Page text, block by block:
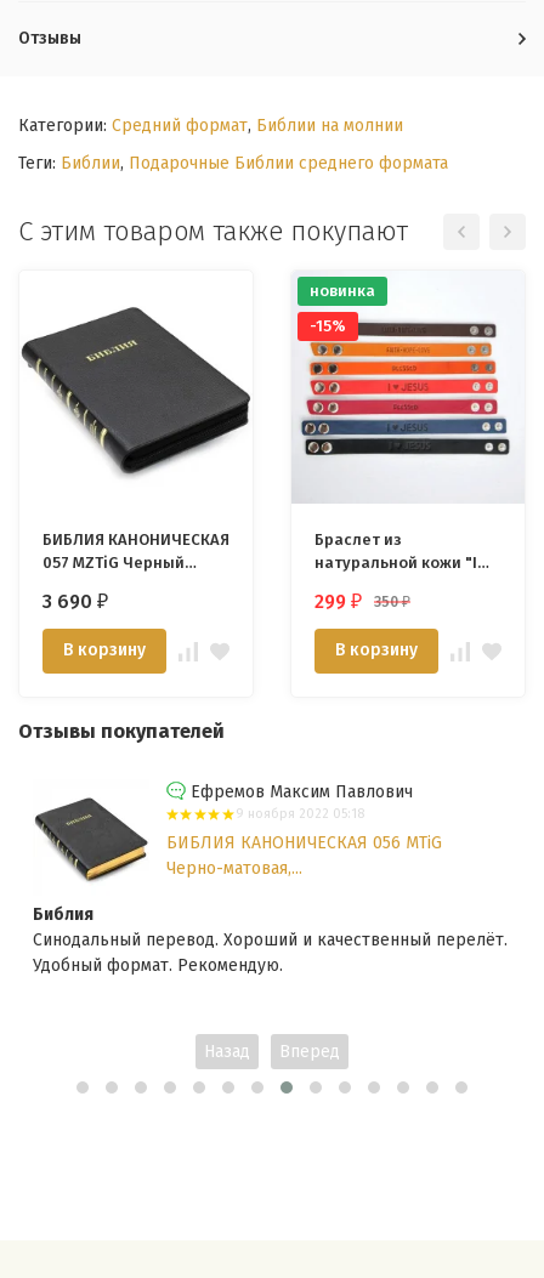
Отзывы
Категории: Средний формат, Библии на молнии
Теги: Библии, Подарочные Библии среднего формата
С этим товаром также покупают
БИБЛИЯ КАНОНИЧЕСКАЯ
057 MZTiG Черный
переплет, золотой
обрез, молния,
индексы, закладка
/145х220/
3 690 ₽
В корзину
новинка
-15%
Браслет из
натуральной кожи "I
цвета/
299 ₽ 350₽
В корзину
Отзывы покупателей
Ефремов Максим Павлович
9 ноября 2022 05:18
БИБЛИЯ КАНОНИЧЕСКАЯ 056 MTiG
Черно-матовая,...
Библия
Синодальный перевод. Хороший и качественный перелёт.
Удобный формат. Рекомендую.
Назад Вперед